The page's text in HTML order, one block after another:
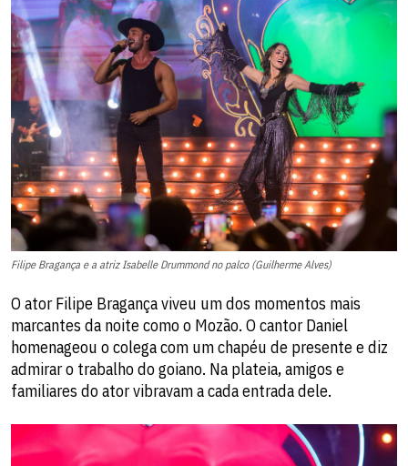
Filipe Bragança e a atriz Isabelle Drummond no palco (Guilherme Alves)
O ator Filipe Bragança viveu um dos momentos mais
marcantes da noite como o Mozão. O cantor Daniel
homenageou o colega com um chapéu de presente e diz
admirar o trabalho do goiano. Na plateia, amigos e
familiares do ator vibravam a cada entrada dele.